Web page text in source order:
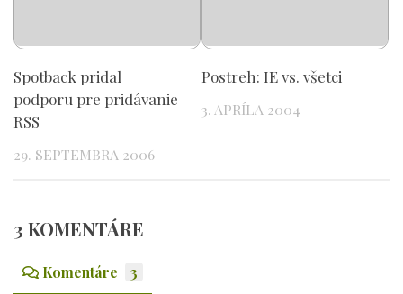
Spotback pridal
podporu pre pridávanie
RSS
29. SEPTEMBRA 2006
Postreh: IE vs. všetci
3. APRÍLA 2004
3 KOMENTÁRE
Komentáre
3